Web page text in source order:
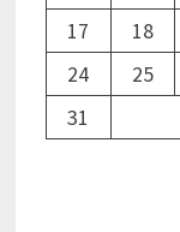
17
18
24
25
31